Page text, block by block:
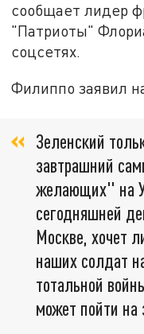
сообщает лидер
"Патриоты"
соцсетях.
Филиппо заявил
Зеленский
завтрашний
желающих" на
сегодняшней
Москве, хочет
наших солдат
тотальной
может пойти на